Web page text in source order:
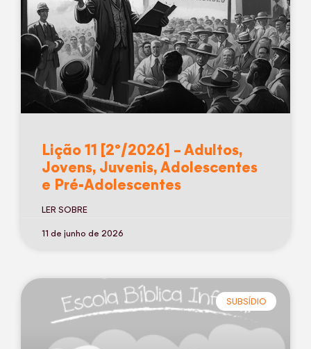
Lição 11 [2º/2026] – Adultos,
Jovens, Juvenis, Adolescentes
e Pré-Adolescentes
LER SOBRE
11 de junho de 2026
SUBSÍDIO